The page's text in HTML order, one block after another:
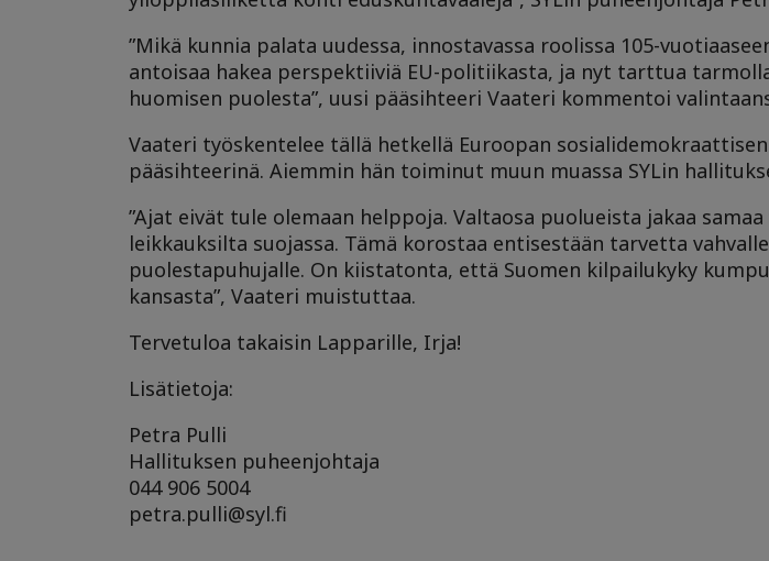
”Mikä kunnia palata uudessa, innostavassa roolissa 105-
antoisaa hakea perspektiiviä EU-politiikasta, ja nyt tarttua
huomisen puolesta”, uusi pääsihteeri Vaateri kommentoi
Vaateri työskentelee tällä hetkellä Euroopan
pääsihteerinä. Aiemmin hän toiminut muun muassa SYLin
”Ajat eivät tule olemaan helppoja. Valtaosa puolueista jakaa
leikkauksilta suojassa. Tämä korostaa entisestään tarvetta
puolestapuhujalle. On kiistatonta, että Suomen kilpailukyky
kansasta”, Vaateri muistuttaa.
Tervetuloa takaisin Lapparille, Irja!
Lisätietoja:
Petra Pulli
Hallituksen puheenjohtaja
044 906 5004
petra.pulli@syl.fi